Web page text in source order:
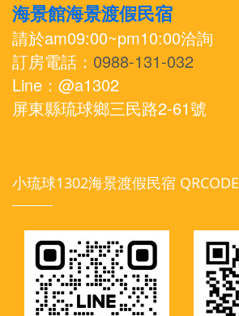
海景館海景渡假民宿
請於am09:00~pm10:00洽詢
訂房電話： 0988-131-032
Line：@a1302
屏東縣琉球鄉三民路2-61號
小琉球1302海景渡假民宿 QRCODE